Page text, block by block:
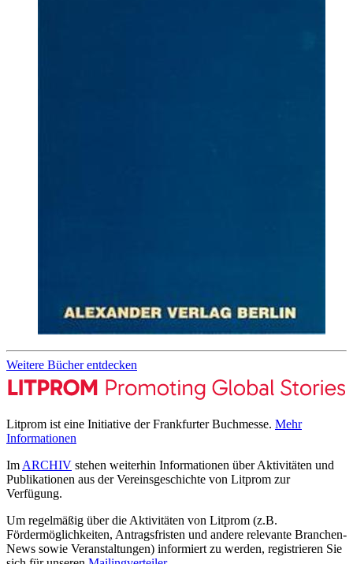
Weitere Bücher entdecken
Litprom ist eine Initiative der Frankfurter Buchmesse. Mehr
Informationen
Im ARCHIV stehen weiterhin Informationen über Aktivitäten und
Publikationen aus der Vereinsgeschichte von Litprom zur
Verfügung.
Um regelmäßig über die Aktivitäten von Litprom (z.B.
Fördermöglichkeiten, Antragsfristen und andere relevante Branchen-
News sowie Veranstaltungen) informiert zu werden, registrieren Sie